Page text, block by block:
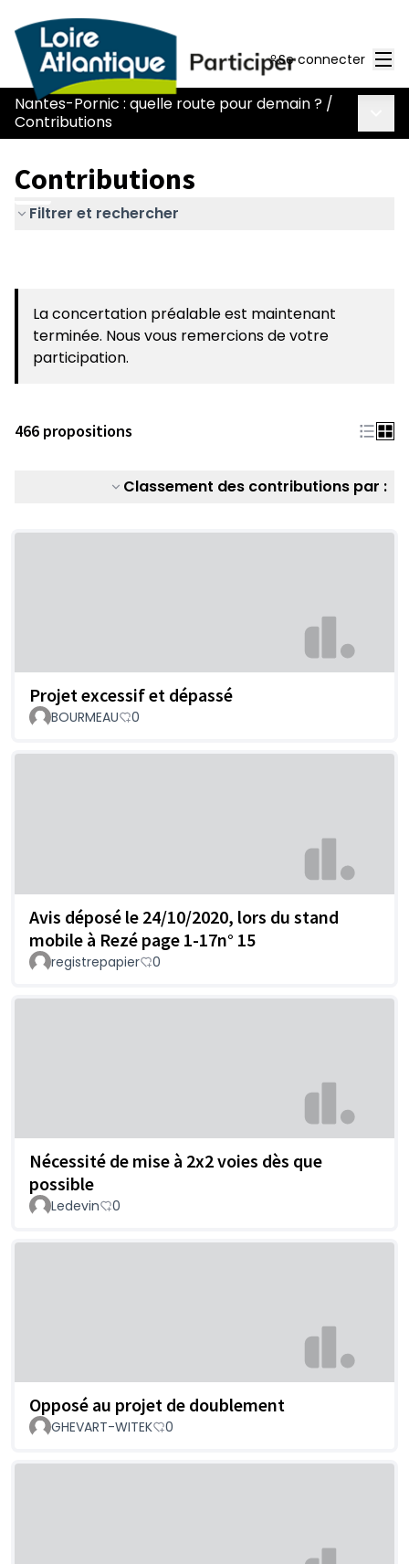
Se connecter
Nantes-Pornic : quelle route pour demain ? /
Contributions
Contributions
Filtrer et rechercher
La concertation préalable est maintenant
terminée. Nous vous remercions de votre
participation.
466 propositions
Classement des contributions par :
Projet excessif et dépassé
BOURMEAU 0
Avis déposé le 24/10/2020, lors du stand
mobile à Rezé page 1-17n° 15
registrepapier 0
Nécessité de mise à 2x2 voies dès que
possible
Ledevin 0
Opposé au projet de doublement
GHEVART-WITEK 0